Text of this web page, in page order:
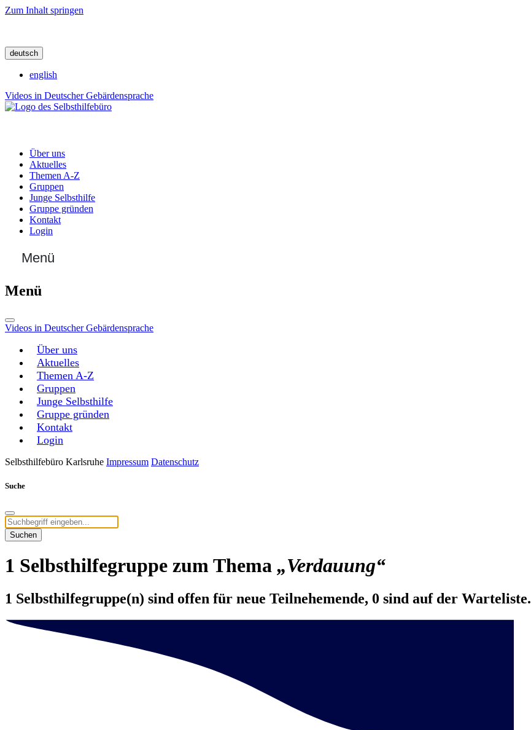
Zum Inhalt springen
deutsch
english
Videos in Deutscher Gebärdensprache
Über uns
Aktuelles
Themen A-Z
Gruppen
Junge Selbsthilfe
Gruppe gründen
Kontakt
Login
Menü
Menü
Videos in Deutscher Gebärdensprache
Über uns
Aktuelles
Themen A-Z
Gruppen
Junge Selbsthilfe
Gruppe gründen
Kontakt
Login
Selbsthilfebüro Karlsruhe Impressum Datenschutz
Suche
Suchen
1 Selbsthilfegruppe zum Thema „Verdauung“
1 Selbsthilfegruppe(n) sind offen für neue Teilnehemende, 0 sind auf der Warteliste.